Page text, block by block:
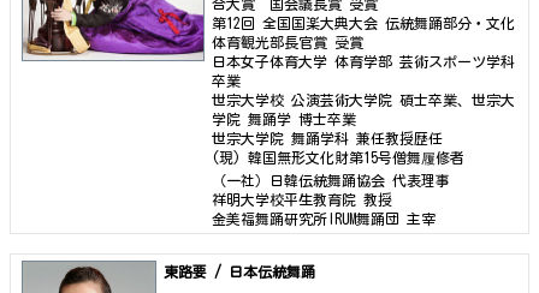
合大賞 国会議長賞 受賞
第12回 全国国楽大典大会 伝統舞踊部分・文化
体育観光部長官賞 受賞
日本女子体育大学 体育学部 芸術スポーツ学科
卒業
世宗大学校 公演芸術大学院 碩士卒業、世宗大
学院 舞踊学 博士卒業
世宗大学院 舞踊学科 兼任教授歴任
(現) 韓国無形文化財第15号僧舞履修者
（一社）日韓伝統舞踊協会 代表理事
祥明大学校平生教育院 教授
金美福舞踊研究所IRUM舞踊団 主宰
東路要 / 日本伝統舞踊